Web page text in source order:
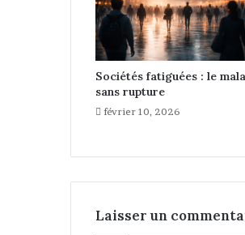
Sociétés fatiguées : le
sans rupture
février 10, 2026
Laisser un